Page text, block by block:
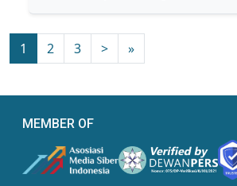
1 2 3 > »
MEMBER OF